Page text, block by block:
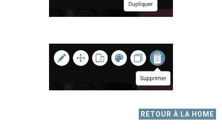
RETOUR À LA HOME